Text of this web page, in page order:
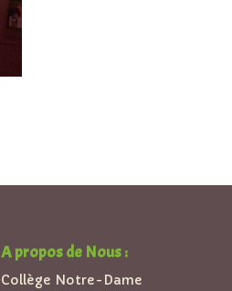
A propos de Nous :
Collège Notre-Dame